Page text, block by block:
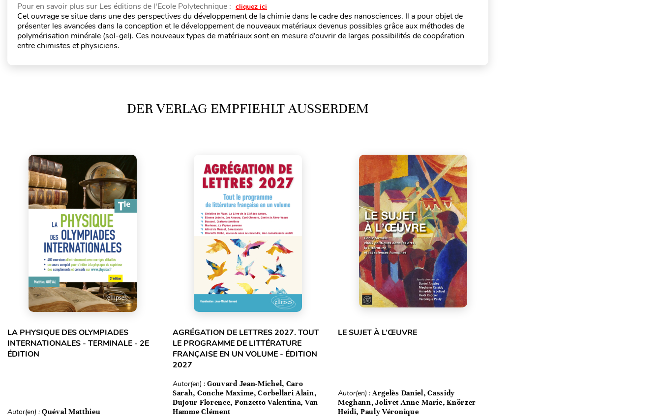
Pour en savoir plus sur Les éditions de l'Ecole Polytechnique : cliquez ici
Cet ouvrage se situe dans une des perspectives du développement de la chimie dans le cadre des nanosciences. Il a pour objet de
présenter les avancées dans la conception et le développement de nouveaux matériaux devenus possibles grâce aux méthodes de
polymérisation minérale (sol-gel). Ces nouveaux types de matériaux sont en mesure d’ouvrir de larges possibilités de coopération
entre chimistes et physiciens.
DER VERLAG EMPFIEHLT AUSSERDEM
LA PHYSIQUE DES OLYMPIADES
INTERNATIONALES - TERMINALE - 2E
ÉDITION
Autor(en) : Quéval Matthieu
AGRÉGATION DE LETTRES 2027. TOUT
LE PROGRAMME DE LITTÉRATURE
FRANÇAISE EN UN VOLUME - ÉDITION
2027
Autor(en) : Gouvard Jean-Michel, Caro
Sarah, Conche Maxime, Corbellari Alain,
Dujour Florence, Ponzetto Valentina, Van
Hamme Clément
LE SUJET À L’ŒUVRE
Autor(en) :Argelès Daniel, Cassidy
Meghann, Jolivet Anne-Marie, Knörzer
Heidi, Pauly Véronique